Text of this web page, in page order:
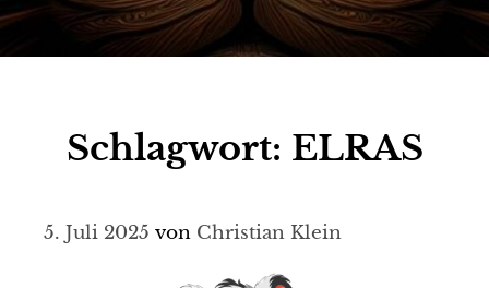
Schlagwort: ELRAS
5. Juli 2025 von Christian Klein